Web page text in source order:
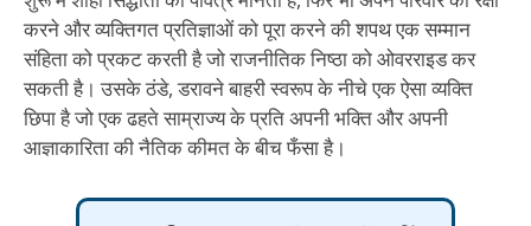
करने और व्यक्तिगत प्रतिज्ञाओं को पूरा करने की शपथ एक सम्मान
संहिता को प्रकट करती है जो राजनीतिक निष्ठा को ओवरराइड कर
सकती है। उसके ठंडे, डरावने बाहरी स्वरूप के नीचे एक ऐसा व्यक्ति
छिपा है जो एक ढहते साम्राज्य के प्रति अपनी भक्ति और अपनी
आज्ञाकारिता की नैतिक कीमत के बीच फँसा है।